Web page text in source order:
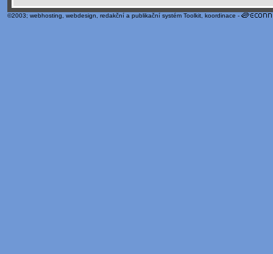
©2003; webhosting webdesign redakční a publikační systém Toolkit , koordinace -